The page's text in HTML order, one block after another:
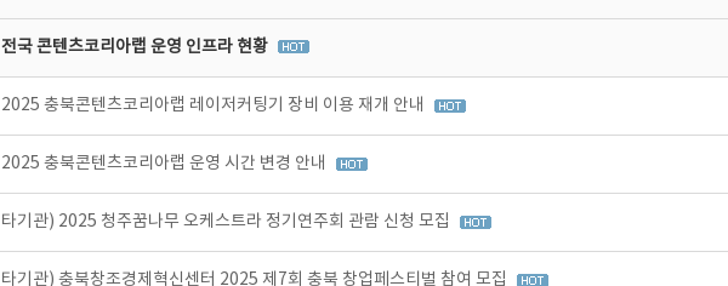
전국 콘텐츠코리아랩 운영 인프라 현황
2025 충북콘텐츠코리아랩 레이저커팅기 장비 이용 재개 안내
2025 충북콘텐츠코리아랩 운영 시간 변경 안내
타기관) 2025 청주꿈나무 오케스트라 정기연주회 관람 신청 모집
타기관) 충북창조경제혁신센터 2025 제7회 충북 창업페스티벌 참여 모집